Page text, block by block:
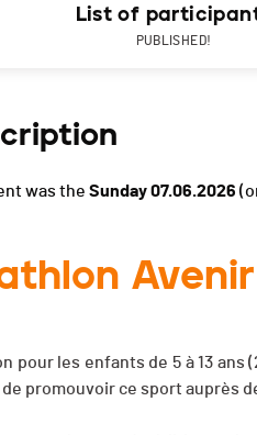
List of
PUBLISHED!
was the Sunday 07.06.2026
pour les enfants de 5 à 13 ans
promouvoir ce sport auprès